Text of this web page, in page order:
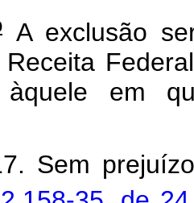
A exclusão
àquele em
Sem